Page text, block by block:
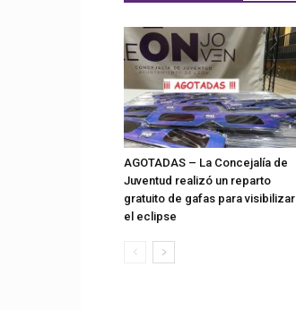
AGOTADAS – La Concejalía de
Juventud realizó un reparto
gratuito de gafas para visibilizar
el eclipse